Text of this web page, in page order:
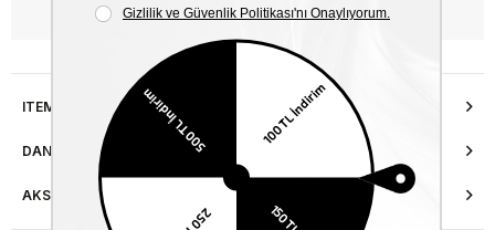
WhatsApp’tan Bilgi Al
ITEM FEATURES
DANIŞMA HATTI
AKSESUAR ONARIMI